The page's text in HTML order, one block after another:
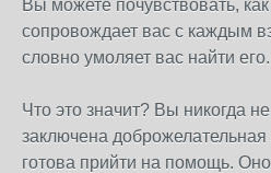
Вы можете почувствовать,
сопровождает вас с каждым
словно умоляет вас найти его.
Что это значит? Вы никогда
заключена
готова прийти на помощь.